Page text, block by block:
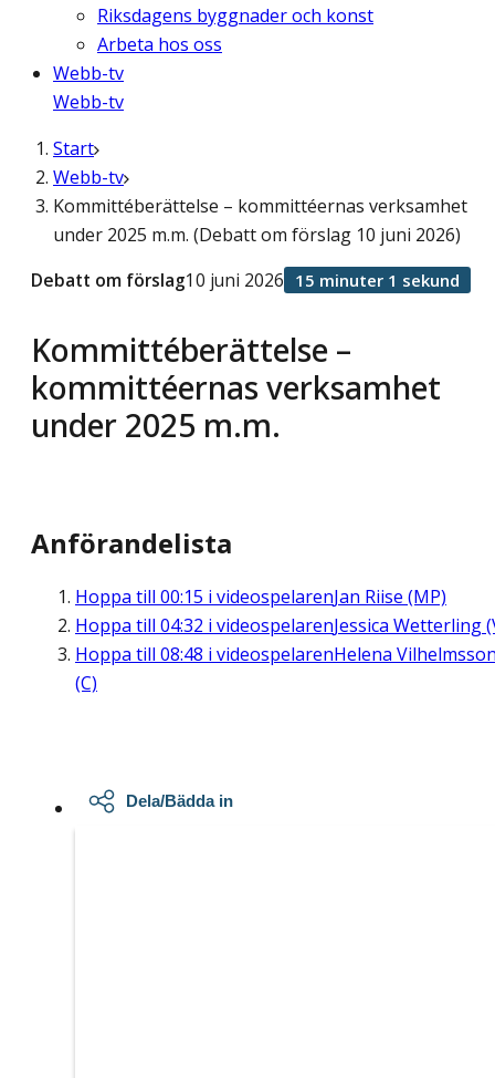
Riksdagens byggnader och konst
Arbeta hos oss
Webb-tv
Webb-tv
Start
Webb-tv
Kommittéberättelse – kommittéernas verksamhet
under 2025 m.m. (Debatt om förslag 10 juni 2026)
Kommittéberättelse –
kommittéernas verksamhet
under 2025 m.m.
Debatt om förslag10 juni 2026 15 minuter 1 sekund
Anförandelista
Hoppa till 00:15 i videospelarenJan Riise (MP)
Hoppa till 04:32 i videospelarenJessica Wetterling
Hoppa till 08:48 i videospelarenHelena
(C)
Dela/Bädda in